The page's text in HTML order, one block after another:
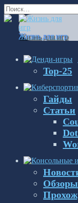
Перейти
к
содержанию
Search
for:
Жизнь для игр
Top-25
Гайды
Статьи
Обзоры